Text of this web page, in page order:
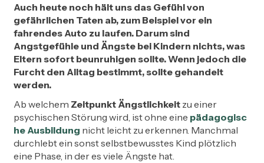
Auch heute noch hält uns das Gefühl von
gefährlichen Taten ab, zum Beispiel vor ein
fahrendes Auto zu laufen. Darum sind
Angstgefühle und Ängste bei Kindern nichts, was
Eltern sofort beunruhigen sollte. Wenn jedoch die
Furcht den Alltag bestimmt, sollte gehandelt
werden.
Ab welchem Zeitpunkt Ängstlichkeitzu einer
psychischen Störung wird, ist ohne eine pädagogisc
he Ausbildung nicht leicht zu erkennen. Manchmal
durchlebt ein sonst selbstbewusstes Kind plötzlich
eine Phase, in der es viele Ängste hat.